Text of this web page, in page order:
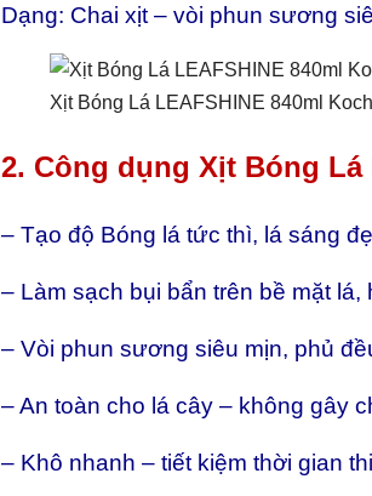
Dạng: Chai xịt – vòi phun sương
Xịt Bóng Lá LEAFSHINE 840ml
2. Công dụng Xịt Bóng Lá
– Tạo độ Bóng lá tức thì, lá sáng
– Làm sạch bụi bẩn trên bề mặt
– Vòi phun sương siêu mịn, phủ
– An toàn cho lá cây – không gây
– Khô nhanh – tiết kiệm thời gian